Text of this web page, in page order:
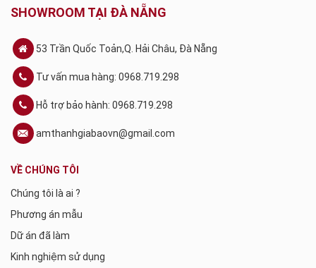
SHOWROOM TẠI ĐÀ NẴNG
53 Trần Quốc Toản,Q. Hải Châu, Đà Nẵng
Tư vấn mua hàng: 0968.719.298
Hỗ trợ bảo hành: 0968.719.298
amthanhgiabaovn@gmail.com
VỀ CHÚNG TÔI
Chúng tôi là ai ?
Phương án mẫu
Dữ án đã làm
Kinh nghiệm sử dụng